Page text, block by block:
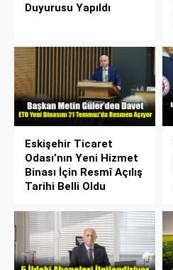
Duyurusu Yapıldı
Eskişehir Ticaret
Odası’nın Yeni Hizmet
Binası İçin Resmî Açılış
Tarihi Belli Oldu